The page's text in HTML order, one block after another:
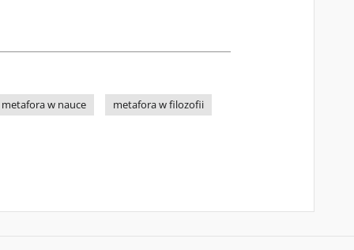
metafora w nauce metafora w filozofii